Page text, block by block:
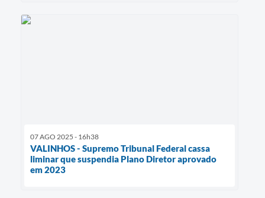
07 AGO 2025 - 16h38
VALINHOS - Supremo Tribunal Federal cassa
liminar que suspendia Plano Diretor aprovado
em 2023